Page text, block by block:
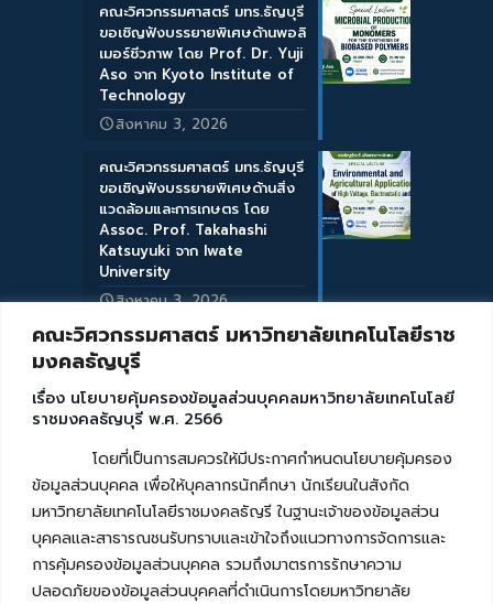
คณะวิศวกรรมศาสตร์ มหาวิทยาลัยเทคโนโลยีราช
มงคลธัญบุรี
เรื่อง นโยบายคุ้มครองข้อมูลส่วนบุคคลมหาวิทยาลัยเทคโนโลยี
ราชมงคลธัญบุรี พ.ศ. 2566
โดยที่เป็นการสมควรให้มีประกาศกำหนดนโยบายคุ้มครอง
ข้อมูลส่วนบุคคล เพื่อให้บุคลากรนักศึกษา นักเรียนในสังกัด
มหาวิทยาลัยเทคโนโลยีราชมงคลธัญรี ในฐานะเจ้าของข้อมูลส่วน
บุคคลและสาธารณชนรับทราบและเข้าใจถึงแนวทางการจัดการและ
การคุ้มครองข้อมูลส่วนบุคคล รวมถึงมาตรการรักษาความ
ปลอดภัยของข้อมูลส่วนบุคคลที่ดำเนินการโดยมหาวิทยาลัย
คณะวิศวกรรมศาสตร์ มทร.ธัญบุรี
ขอเชิญฟังบรรยายพิเศษด้านพอลิ
เมอร์ชีวภาพ โดย Prof. Dr. Yuji
Aso จาก Kyoto Institute of
Technology
สิงหาคม 3, 2026
คณะวิศวกรรมศาสตร์ มทร.ธัญบุรี
ขอเชิญฟังบรรยายพิเศษด้านสิ่ง
แวดล้อมและการเกษตร โดย
Assoc. Prof. Takahashi
Katsuyuki จาก Iwate
University
สิงหาคม 3, 2026